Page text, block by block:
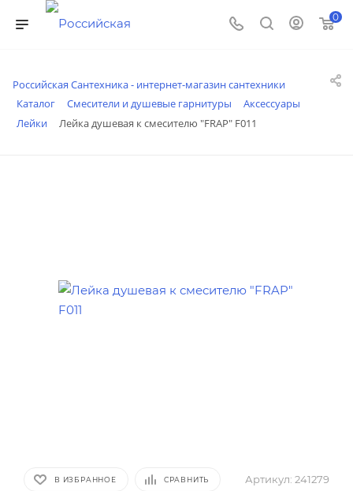
0
Российская Сантехника - интернет-магазин сантехники
Каталог
Смесители и душевые гарнитуры
Аксессуары
Лейки
Лейка душевая к смесителю "FRAP" F011
В ИЗБРАННОЕ СРАВНИТЬ Артикул: 241279